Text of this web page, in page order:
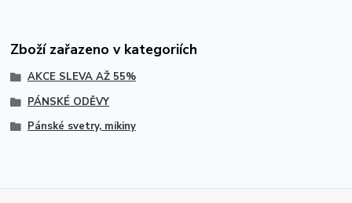
Zboží zařazeno v kategoriích
AKCE SLEVA AŽ 55%
PÁNSKÉ ODĚVY
Pánské svetry, mikiny